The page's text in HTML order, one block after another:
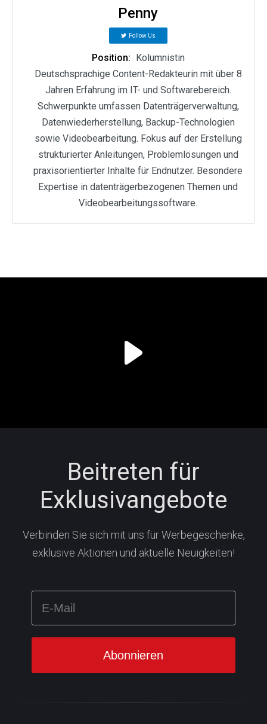
Penny
Follow Us
Position:
Kolumnistin
Deutschsprachige Content-Redakteurin mit über 8
Jahren Erfahrung im IT- und Softwarebereich.
Schwerpunkte umfassen Datenträgerverwaltung,
Datenwiederherstellung, Backup-Technologien
sowie Videobearbeitung. Fokus auf der Erstellung
strukturierter Anleitungen, Problemlösungen und
praxisorientierter Inhalte für Endnutzer. Besondere
Expertise in datenträgerbezogenen Themen und
Videobearbeitungssoftware.
Beitreten für
Exklusivangebote
Verbinden Sie sich mit uns für Werbegeschenke,
exklusive Aktionen und aktuelle Neuigkeiten!